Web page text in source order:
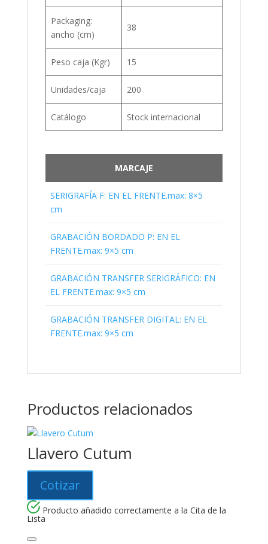
Packaging:
ancho (cm)
38
Peso caja (Kgr) 15
Unidades/caja 200
Catálogo Stock internacional
MARCAJE
SERIGRAFÍA F: EN EL FRENTE.max: 8×5
cm
GRABACIÓN BORDADO P: EN EL
FRENTE.max: 9×5 cm
GRABACIÓN TRANSFER SERIGRÁFICO: EN
EL FRENTE.max: 9×5 cm
GRABACIÓN TRANSFER DIGITAL: EN EL
FRENTE.max: 9×5 cm
Productos relacionados
Llavero Cutum
Cotizar
Producto añadido correctamente a la Cita de la
Lista